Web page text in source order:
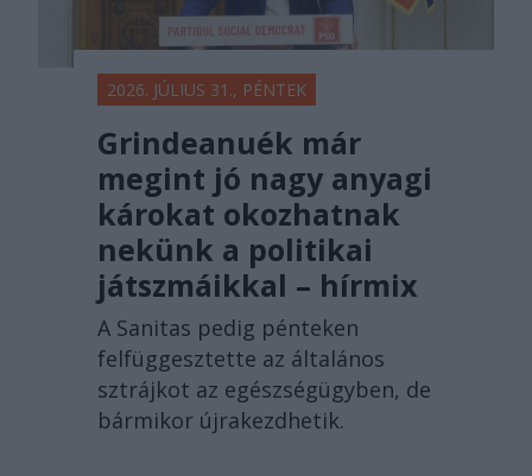
2026. JÚLIUS 31., PÉNTEK
Grindeanuék már
megint jó nagy anyagi
károkat okozhatnak
nekünk a politikai
játszmáikkal – hírmix
A Sanitas pedig pénteken
felfüggesztette az általános
sztrájkot az egészségügyben, de
bármikor újrakezdhetik.